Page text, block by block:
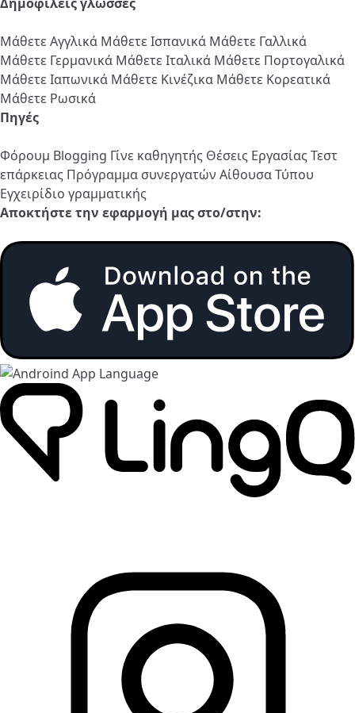
Μάθετε Αγγλικά Μάθετε Ισπανικά Μάθετε Γαλλικά
Μάθετε Γερμανικά Μάθετε Ιταλικά Μάθετε Πορτογαλικά
Μάθετε Ιαπωνικά Μάθετε Κινέζικα Μάθετε Κορεατικά
Μάθετε Ρωσικά
Πηγές
Φόρουμ Blogging Γίνε καθηγητής Θέσεις ΕργασίαςΤεστ
επάρκειας Πρόγραμμα συνεργατών Αίθουσα Τύπου
Εγχειρίδιο γραμματικής
Αποκτήστε την εφαρμογή μας στο/στην: